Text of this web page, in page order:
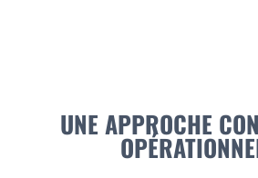
UNE APPROCHE